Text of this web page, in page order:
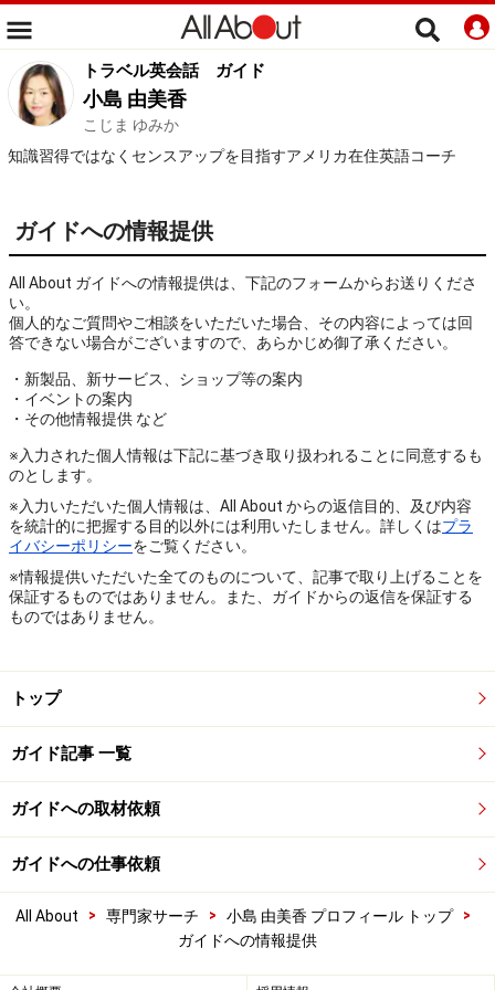
トラベル英会話 ガイド
小島 由美香
こじま ゆみか
知識習得ではなくセンスアップを目指すアメリカ在住英語コーチ
ガイドへの情報提供
All About ガイドへの情報提供は、下記のフォームからお送りくださ
い。
個人的なご質問やご相談をいただいた場合、その内容によっては回
答できない場合がございますので、あらかじめ御了承ください。
・新製品、新サービス、ショップ等の案内
・イベントの案内
・その他情報提供 など
※入力された個人情報は下記に基づき取り扱われることに同意するも
のとします。
※入力いただいた個人情報は、All About からの返信目的、及び内容
を統計的に把握する目的以外には利用いたしません。詳しくはプラ
イバシーポリシーをご覧ください。
※情報提供いただいた全てのものについて、記事で取り上げることを
保証するものではありません。また、ガイドからの返信を保証する
ものではありません。
トップ
ガイド記事 一覧
ガイドへの取材依頼
ガイドへの仕事依頼
All About > 専門家サーチ > 小島 由美香 プロフィール トップ
>
ガイドへの情報提供